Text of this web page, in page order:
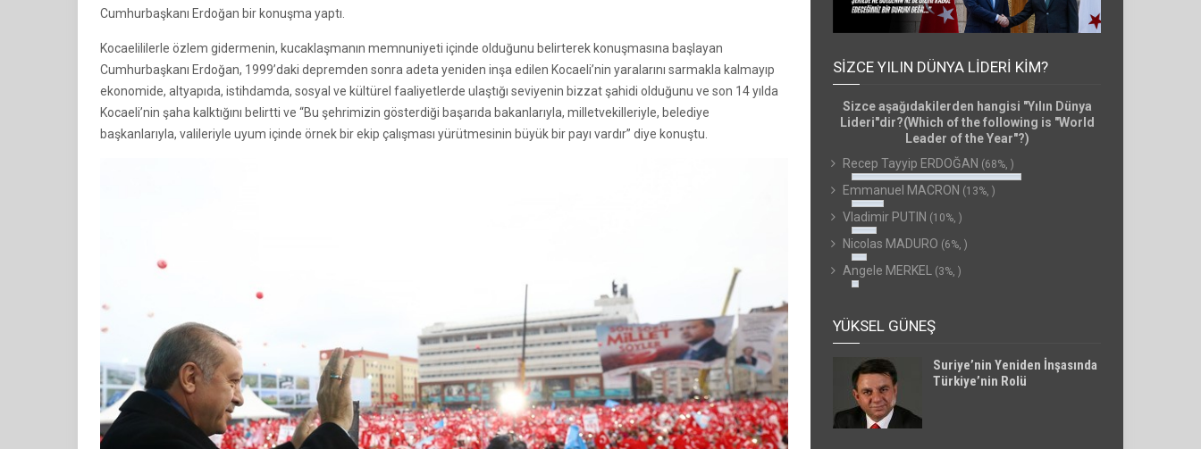
Cumhurbaşkanı Erdoğan bir konuşma yaptı.
Kocaelililerle özlem gidermenin, kucaklaşmanın memnuniyeti içinde olduğunu belirterek konuşmasına başlayan
Cumhurbaşkanı Erdoğan, 1999’daki depremden sonra adeta yeniden inşa edilen Kocaeli’nin yaralarını sarmakla kalmayıp
ekonomide, altyapıda, istihdamda, sosyal ve kültürel faaliyetlerde ulaştığı seviyenin bizzat şahidi olduğunu ve son 14 yılda
Kocaeli’nin şaha kalktığını belirtti ve “Bu şehrimizin gösterdiği başarıda bakanlarıyla, milletvekilleriyle, belediye
başkanlarıyla, valileriyle uyum içinde örnek bir ekip çalışması yürütmesinin büyük bir payı vardır” diye konuştu.
SIZCE YILIN DÜNYA LIDERI KIM?
Sizce aşağıdakilerden hangisi "Yılın Dünya
Lideri"dir?(Which of the following is "World
Leader of the Year"?)
Recep Tayyip ERDOĞAN (68%, )
Emmanuel MACRON (13%, )
Vladimir PUTIN (10%, )
Nicolas MADURO (6%, )
Angele MERKEL (3%, )
YÜKSEL GÜNEŞ
Suriye’nin Yeniden İnşasında
Türkiye’nin Rolü